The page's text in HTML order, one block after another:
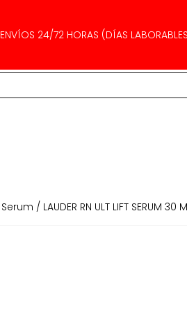
ENVÍOS 24/72 HORAS (DÍAS
Serum / LAUDER RN ULT LIFT SERUM 30